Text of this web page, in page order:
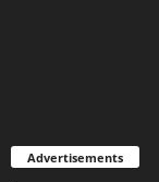
Advertisements